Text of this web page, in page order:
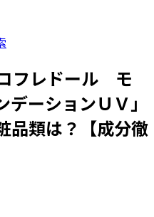
フレドール モ
デーションＵＶ 」
品類は？【成分徹